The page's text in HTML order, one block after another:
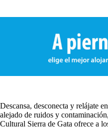
Descansa, desconecta y relájate
alejado de ruidos y
Cultural Sierra de Gata ofrece a